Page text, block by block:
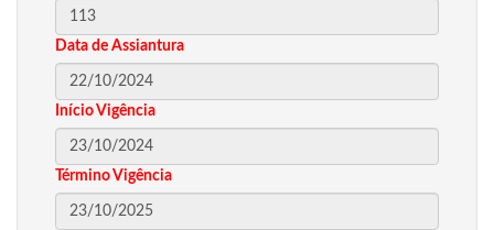
Data de Assiantura
Início Vigência
Término Vigência